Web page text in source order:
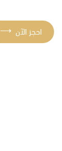
⟶ احجز الآن